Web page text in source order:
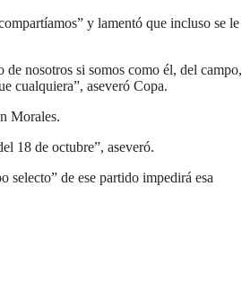
y lamentó que incluso se le
de nosotros si somos como él, del campo,
cualquiera”, aseveró Copa.
Morales.
18 de octubre”, aseveró.
de ese partido impedirá esa